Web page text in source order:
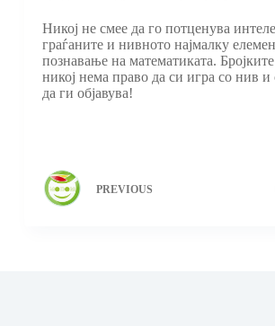
Никој не смее да го потценува
граѓаните и нивното најмалку
познавање на математиката. Бројките
никој нема право да си игра со нив и
да ги објавува!
PREVIOUS